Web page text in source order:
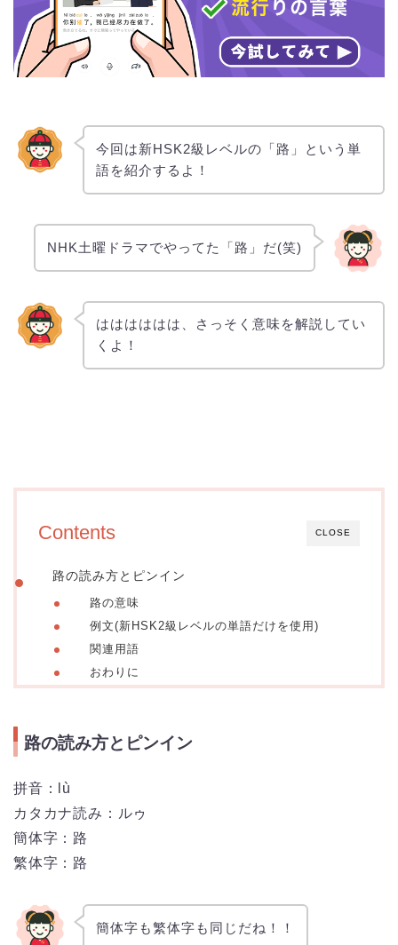
今回は新HSK2級レベルの「路」という単
語を紹介するよ！
NHK土曜ドラマでやってた「路」だ(笑)
はははははは、さっそく意味を解説してい
くよ！
CLOSE
Contents
路の読み方とピンイン
路の意味
例文(新HSK2級レベルの単語だけを使用)
関連用語
おわりに
路の読み方とピンイン
拼音：lù
カタカナ読み：ルゥ
簡体字：路
繁体字：路
簡体字も繁体字も同じだね！！